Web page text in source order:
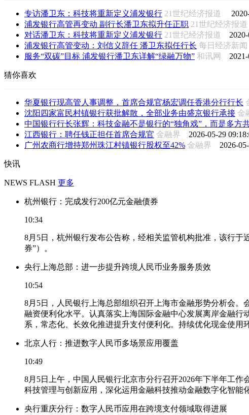
专访潘卫东：科技将重新定义浦发银行 21世纪经济报道
浦发银行高管再变动 副行长潘卫东拟升任正职 21世纪经济报
对话潘卫东：科技将重新定义浦发银行 21世纪经济报道
浦发银行高管变动：刘信义辞任 潘卫东拟任行长 每日经济新
服务“双碳”目标 浦发银行潘卫东详解“绿融万物” 和讯网
猜你喜欢
华夏银行现高管人事调整，首席合规官杨宏调任香港分行行长
沈阳四家富民村镇银行获批解散，全部业务由盛京银行承接 金
中国银行行长张辉：科技金融不是银行的“独角戏”，而是多方
江西银行：聘任钱正担任首席合规官 金融界 2026-05-29
广州农商行增持郑州珠江村镇银行股权至42% 金融界 2026-
快讯
NEWS FLASH 更多
杭州银行：完成发行200亿元金融债券
10:34
8月5日，杭州银行发布公告称，经相关监管机构批准，该行于
券”）。
央行上海总部：进一步提升跨境人民币业务服务质效
10:54
8月5日，人民银行上海总部组织召开上海市金融形势分析会
融资便利化水平。认真落实上海国际金融中心发展离岸金融
系，常态化、长效化推进提升支付便利化。持续优化现金使用
北京人行：推进数字人民币多场景应用覆盖
10:49
8月5日上午，中国人民银行北京市分行召开2026年下半年工
科技管理与创新应用，深化运用金融科技推动金融数字化智能
央行重庆分行：数字人民币应用在跨境支付领域取得进展